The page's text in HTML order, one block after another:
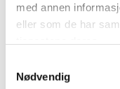
med annen
eller som de har
Nødvendig
Ta gjerne
Send en e-
90085568